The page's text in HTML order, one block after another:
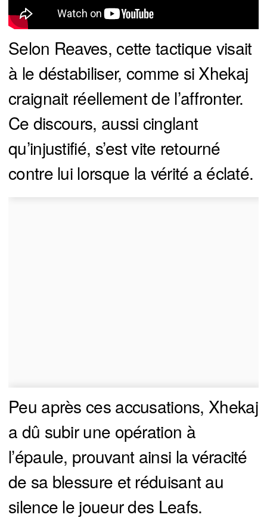
Selon Reaves, cette tactique visait
à le déstabiliser, comme si Xhekaj
craignait réellement de l’affronter.
Ce discours, aussi cinglant
qu’injustifié, s’est vite retourné
contre lui lorsque la vérité a éclaté.
Peu après ces accusations, Xhekaj
a dû subir une opération à
l’épaule, prouvant ainsi la véracité
de sa blessure et réduisant au
silence le joueur des Leafs.